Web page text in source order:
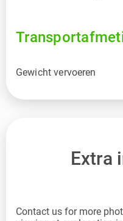
Gewicht vervoeren
Extra
Contact us for more